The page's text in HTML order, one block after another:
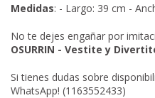
Medidas: - Largo: 39 cm -
No te dejes engañar por
OSURRIN - Vestite y
Si tienes dudas sobre
WhatsApp! (1163552433)